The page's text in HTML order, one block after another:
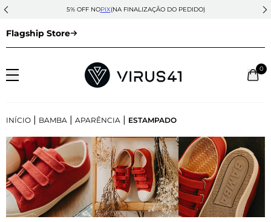
5% OFF NOPIX(NA FINALIZAÇÃO DO PEDIDO)
Flagship Store
0
INÍCIO | BAMBA | APARÊNCIA | ESTAMPADO